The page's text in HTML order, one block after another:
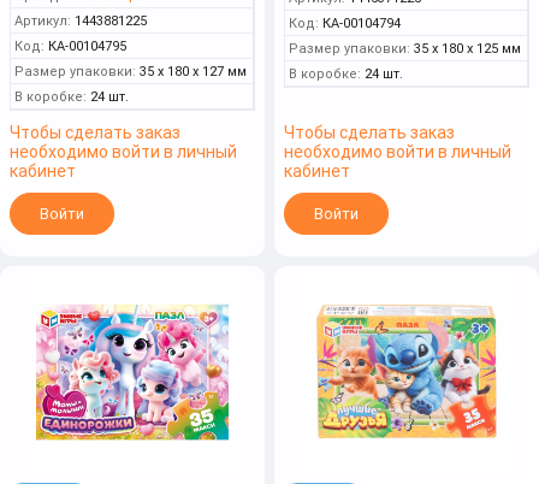
Артикул: 1443881225
Код: КА-00104795
Размер упаковки: 35 x 180 x 127 мм
В коробке: 24 шт.
Чтобы сделать заказ
необходимо войти в личный
кабинет
Войти
Код: КА-00104794
Размер упаковки: 35 x 180 x 125 мм
В коробке: 24 шт.
Чтобы сделать заказ
необходимо войти в личный
кабинет
Войти